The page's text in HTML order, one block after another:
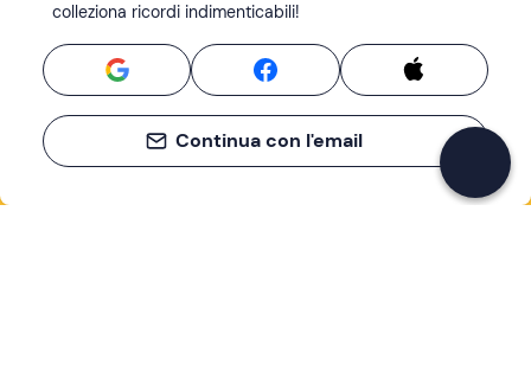
Se non sai mai cosa fare, sai cosa fare
colleziona ricordi indimenticabili!
Continua con l'email